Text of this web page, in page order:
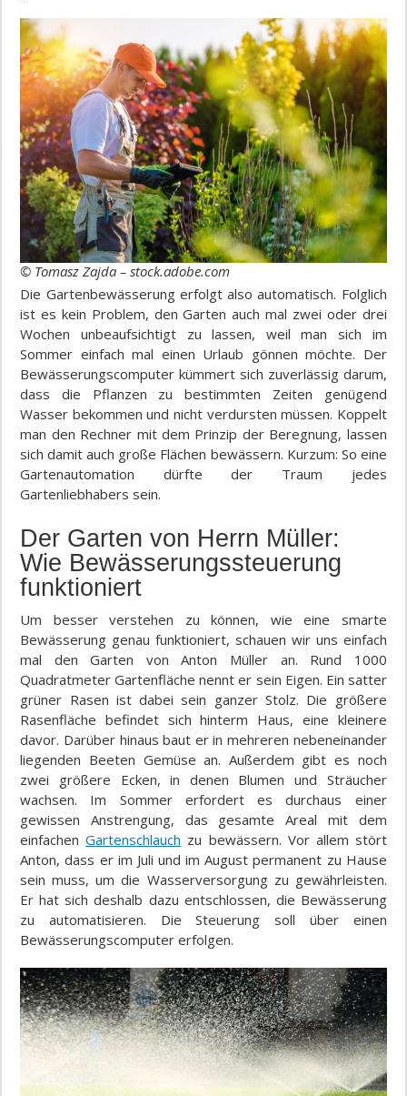
© Tomasz Zajda – stock.adobe.com
Die Gartenbewässerung erfolgt also automatisch. Folglich
ist es kein Problem, den Garten auch mal zwei oder drei
Wochen unbeaufsichtigt zu lassen, weil man sich im
Sommer einfach mal einen Urlaub gönnen möchte. Der
Bewässerungscomputer kümmert sich zuverlässig darum,
dass die Pflanzen zu bestimmten Zeiten genügend
Wasser bekommen und nicht verdursten müssen. Koppelt
man den Rechner mit dem Prinzip der Beregnung, lassen
sich damit auch große Flächen bewässern. Kurzum: So eine
Gartenautomation dürfte der Traum jedes
Gartenliebhabers sein.
Der Garten von Herrn Müller:
Wie Bewässerungssteuerung
funktioniert
Um besser verstehen zu können, wie eine smarte
Bewässerung genau funktioniert, schauen wir uns einfach
mal den Garten von Anton Müller an. Rund 1000
Quadratmeter Gartenfläche nennt er sein Eigen. Ein satter
grüner Rasen ist dabei sein ganzer Stolz. Die größere
Rasenfläche befindet sich hinterm Haus, eine kleinere
davor. Darüber hinaus baut er in mehreren nebeneinander
liegenden Beeten Gemüse an. Außerdem gibt es noch
zwei größere Ecken, in denen Blumen und Sträucher
wachsen. Im Sommer erfordert es durchaus einer
gewissen Anstrengung, das gesamte Areal mit dem
einfachenGartenschlauch zu bewässern. Vor allem stört
Anton, dass er im Juli und im August permanent zu Hause
sein muss, um die Wasserversorgung zu gewährleisten.
Er hat sich deshalb dazu entschlossen, die Bewässerung
zu automatisieren. Die Steuerung soll über einen
Bewässerungscomputer erfolgen.